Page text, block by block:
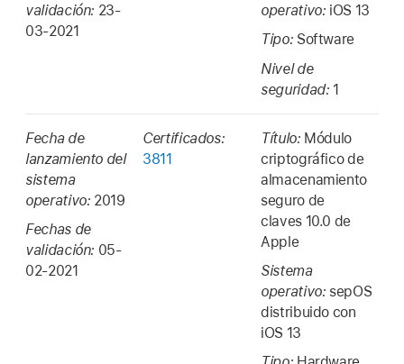
validación: 23-
03-2021
operativo: iOS 13
Tipo: Software
Nivel de
seguridad: 1
Fecha de
lanzamiento del
sistema
operativo: 2019
Fechas de
validación: 05-
02-2021
Certificados:
3811
Título: Módulo
criptográfico de
almacenamiento
seguro de
claves 10.0 de
Apple
Sistema
operativo: sepOS
distribuido con
iOS 13